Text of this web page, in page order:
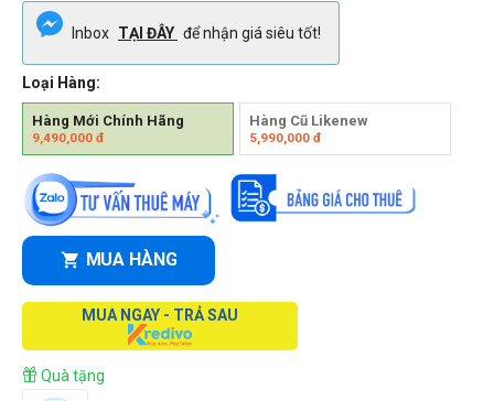
Inbox TẠI ĐÂY để nhận giá siêu tốt!
Loại Hàng:
Hàng Mới Chính Hãng
9,490,000 đ
Hàng Cũ Likenew
5,990,000đ
MUA HÀNG
MUA NGAY - TRẢ SAU
Quà tặng